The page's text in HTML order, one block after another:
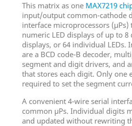
This matrix as one MAX7219
input/output common-cathode
interface microprocessors (µPs)
numeric LED displays of up to
displays, or 64 individual LEDs.
are a BCD code-B decoder,
segment and digit drivers, and
that stores each digit. Only one
required to set the segment
A convenient 4-wire serial
common µPs. Individual digits
and updated without rewriting